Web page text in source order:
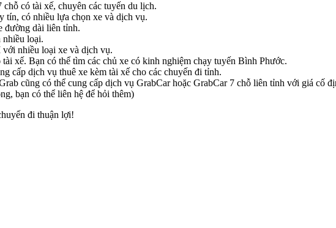
có tài xế, chuyên các tuyến du lịch.
tín, có nhiều lựa chọn xe và dịch vụ.
đường dài liên tỉnh.
nhiều loại.
nhiều loại xe và dịch vụ.
xế. Bạn có thể tìm các chủ xe có kinh nghiệm chạy tuyến Bình Phước.
cấp dịch vụ thuê xe kèm tài xế cho các chuyến đi tỉnh.
cũng có thể cung cấp dịch vụ GrabCar hoặc GrabCar 7 chỗ liên tỉnh với giá cố
bạn có thể liên hệ để hỏi thêm)
đi thuận lợi!